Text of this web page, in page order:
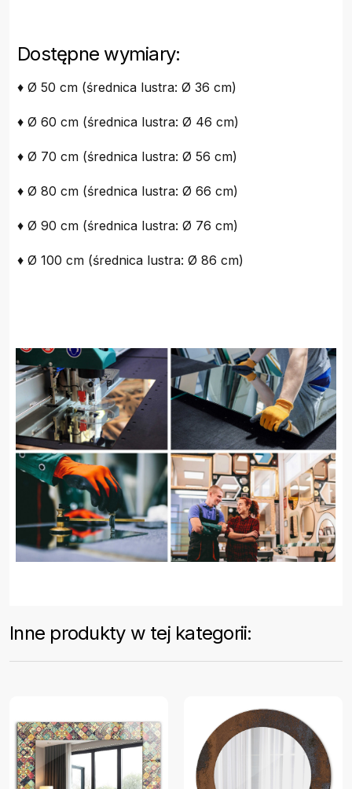
Dostępne wymiary:
♦ Ø 50 cm (średnica lustra: Ø 36 cm)
♦ Ø 60 cm (średnica lustra: Ø 46 cm)
♦ Ø 70 cm (średnica lustra: Ø 56 cm)
♦ Ø 80 cm (średnica lustra: Ø 66 cm)
♦ Ø 90 cm (średnica lustra: Ø 76 cm)
♦ Ø 100 cm (średnica lustra: Ø 86 cm)
Inne produkty w tej kategorii: